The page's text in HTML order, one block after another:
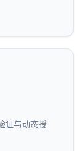
证与动态授